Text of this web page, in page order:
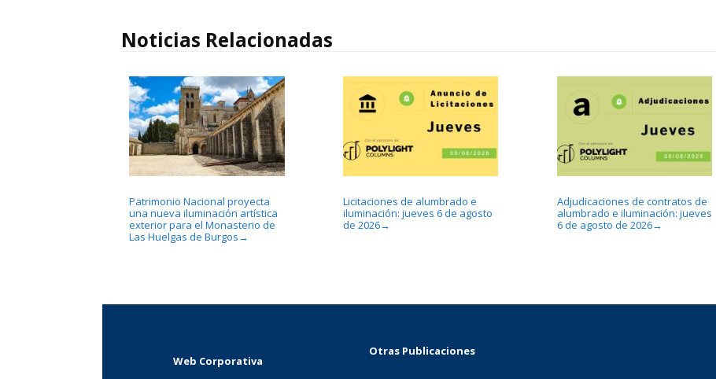
Noticias Relacionadas
Patrimonio Nacional proyecta
una nueva iluminación artística
exterior para el Monasterio de
Las Huelgas de Burgos →
Licitaciones de alumbrado e
iluminación: jueves 6 de agosto
de 2026→
Adjudicaciones de contratos de
alumbrado e iluminación: jueves
6 de agosto de 2026→
Web Corporativa
Otras Publicaciones